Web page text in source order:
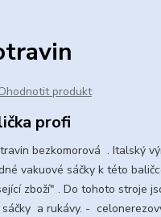
produkt
profi
bezkomorová . Italský
vakuové sáčky k této
zboží" . Do tohoto stroje
sáčky a rukávy. -